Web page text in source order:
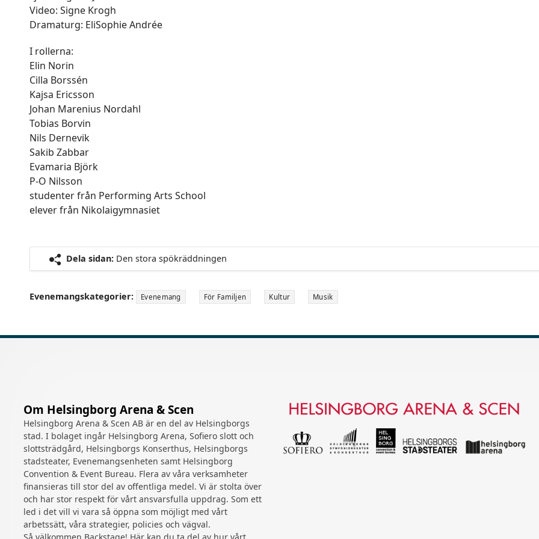
Video: Signe Krogh
Dramaturg: EliSophie Andrée
I rollerna:
Elin Norin
Cilla Borssén
Kajsa Ericsson
Johan Marenius Nordahl
Tobias Borvin
Nils Dernevik
Sakib Zabbar
Evamaria Björk
P-O Nilsson
studenter från Performing Arts School
elever från Nikolaigymnasiet
Dela sidan: Den stora spökräddningen
Evenemangskategorier: Evenemang För Familjen Kultur Musik
Om Helsingborg Arena & Scen
Helsingborg Arena & Scen AB är en del av Helsingborgs
stad. I bolaget ingår Helsingborg Arena, Sofiero slott och
slottsträdgård, Helsingborgs Konserthus, Helsingborgs
stadsteater, Evenemangsenheten samt Helsingborg
Convention & Event Bureau. Flera av våra verksamheter
finansieras till stor del av offentliga medel. Vi är stolta över
och har stor respekt för vårt ansvarsfulla uppdrag. Som ett
led i det vill vi vara så öppna som möjligt med vårt
arbetssätt, våra strategier, policies och vägval.
Så välkommen Backstage! Här kan du ta del av hur vårt